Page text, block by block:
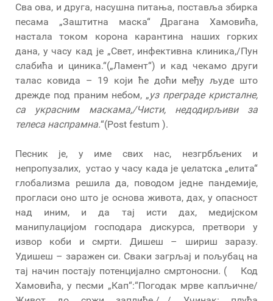
Сва ова, и друга, насушна питања, поставља збирка
песама „Заштитна маска“ Драгана Хамовића,
настала током корона карантина наших горких
дана, у часу кад је „Свет, инфективна клиника,/Пун
слабића и циника.“(„Ламент“) и кад чекамо други
талас ковида – 19 који ће доћи међу људе што
дрежде под праним небом, „уз преграде кристалне,
са украсним маскама,/Чисти, недодирљиви за
телеса наспрамна.“(Post festum ).
Песник је, у име свих нас, незгрбљених и
непропузалих, устао у часу када је џелатска „елита“
глобализма решила да, поводом једне пандемије,
прогласи оно што је основа живота, дах, у опасност
над иним, и да тај исти дах, медијском
манипулацијом господара дискурса, претвори у
извор коби и смрти. Дишеш – шириш заразу.
Удишеш – заражен си. Сваки загрљај и пољубац на
тај начин постају потенцијално смртоносни. ( Код
Хамовића, у песми „Кап“:“Погодак мрве капљичне/